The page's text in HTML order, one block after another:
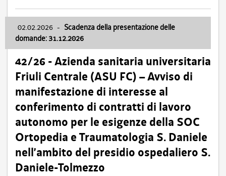
02.02.2026 - Scadenza della presentazione delle
domande: 31.12.2026
42/26 - Azienda sanitaria universitaria
Friuli Centrale (ASU FC) – Avviso di
manifestazione di interesse al
conferimento di contratti di lavoro
autonomo per le esigenze della SOC
Ortopedia e Traumatologia S. Daniele
nell’ambito del presidio ospedaliero S.
Daniele-Tolmezzo